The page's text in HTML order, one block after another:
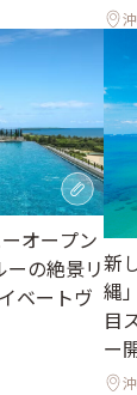
オープン
の絶景リ
ベートヴ
新
縄
目
ー